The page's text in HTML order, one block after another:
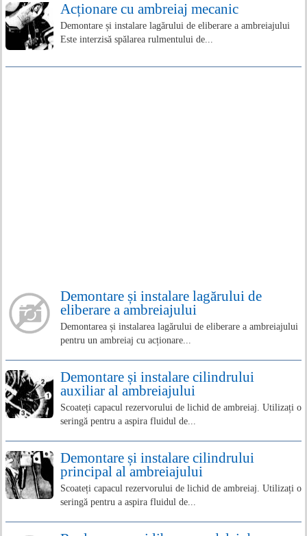
Acționare cu ambreiaj mecanic
Demontare și instalare lagărului de eliberare a ambreiajului
Este interzisă spălarea rulmentului de...
Demontare și instalare lagărului de
eliberare a ambreiajului
Demontarea și instalarea lagărului de eliberare a ambreiajului
pentru un ambreiaj cu acționare...
Demontare și instalare cilindrului
auxiliar al ambreiajului
Scoateți capacul rezervorului de lichid de ambreiaj. Utilizați o
seringă pentru a aspira fluidul de...
Demontare și instalare cilindrului
principal al ambreiajului
Scoateți capacul rezervorului de lichid de ambreiaj. Utilizați o
seringă pentru a aspira fluidul de...